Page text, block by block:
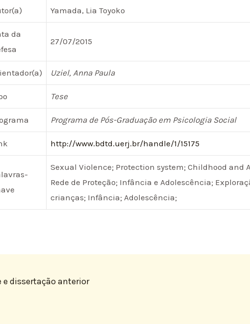
Yamada, Lia Toyoko
da
27/07/2015
Uziel, Anna Paula
Tese
Programa de Pós-Graduação em Psicologia Social
http://www.bdtd.uerj.br/handle/1/15175
Sexual Violence; Protection system; Childhood
Rede de Proteção; Infância e Adolescência;
crianças; Infância; Adolescência;
e dissertação anterior